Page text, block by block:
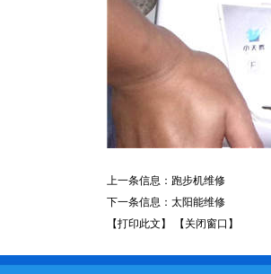
上一条信息： 跑步机维修
下一条信息： 太阳能维修
【打印此文】
【关闭窗口】